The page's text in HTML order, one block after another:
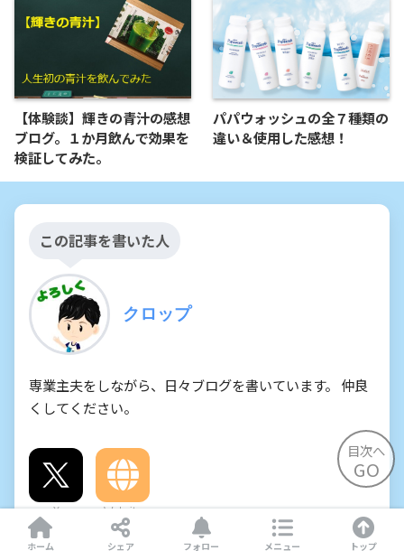
目次へ
GO
【体験談】輝きの青汁の感想
ブログ。１か月飲んで効果を
検証してみた。
パパウォッシュの全７種類の
違い＆使用した感想！
この記事を書いた人
クロップ
専業主夫をしながら、日々ブログを書いています。 仲良
くしてください。
X Website
ホーム シェア フォロー メニュー トップ